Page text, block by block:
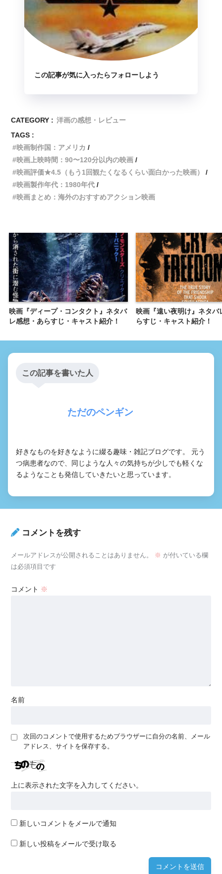
この記事が気に入ったらフォローしよう
CATEGORY : 洋画の感想・レビュー
TAGS :
映画制作国：アメリカ
映画上映時間：90〜120分以内の映画
映画評価★4.5（もう1回観たくなるくらい面白かった映画）
映画製作年代：1980年代
映画まとめ：海外のおすすめアクション映画
映画『ディープ・コンタクト』ネタバ
レ感想・あらすじ・キャスト紹介！
映画『遠い夜明け』ネタバ
らすじ・キャスト紹介！
この記事を書いた人
ただのペンギン
好きなものを好きなように綴る趣味・雑記ブログです。 元う
つ病患者なので、同じような人々の気持ちが少しでも軽くな
るようなことも発信していきたいと思っています。
コメントを残す
メールアドレスが公開されることはありません。 ※ が付いている欄
は必須項目です
コメント ※
名前
次回のコメントで使用するためブラウザーに自分の名前、メール
アドレス、サイトを保存する。
上に表示された文字を入力してください。
新しいコメントをメールで通知
新しい投稿をメールで受け取る